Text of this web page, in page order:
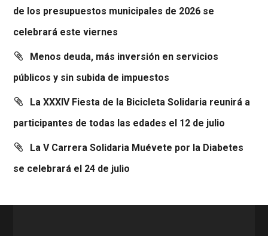
de los presupuestos municipales de 2026 se
celebrará este viernes
Menos deuda, más inversión en servicios
públicos y sin subida de impuestos
La XXXIV Fiesta de la Bicicleta Solidaria reunirá a
participantes de todas las edades el 12 de julio
La V Carrera Solidaria Muévete por la Diabetes
se celebrará el 24 de julio